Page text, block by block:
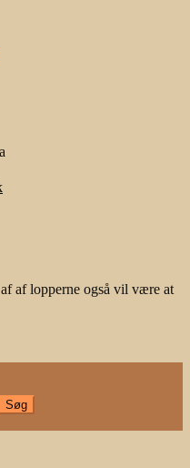
af lopperne også vil være at
Søg